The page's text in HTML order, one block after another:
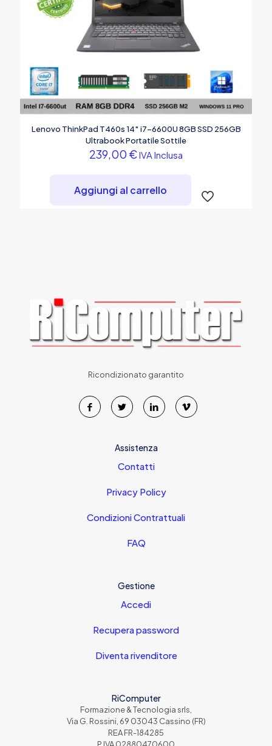
Lenovo ThinkPad T460s 14″ i7-6600U 8GB SSD 256GB
Ultrabook Portatile Sottile
239,00 €IVA Inclusa
Aggiungi al carrello
Ricondizionato garantito
Assistenza
Contatti
Privacy Policy
Condizioni Contrattuali
FAQ
Gestione
Accedi
Recupera password
Diventa rivenditore
RiComputer
Formazione & Tecnologia srls,
Via G. Rossini, 69 03043 Cassino (FR)
REA FR-184285